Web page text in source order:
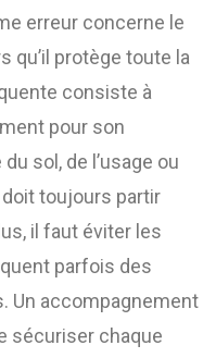
erreur concerne le
qu’il protège toute la
consiste à
pour son
sol, de l’usage ou
doit toujours partir
il faut éviter les
parfois des
Un accompagnement
sécuriser chaque